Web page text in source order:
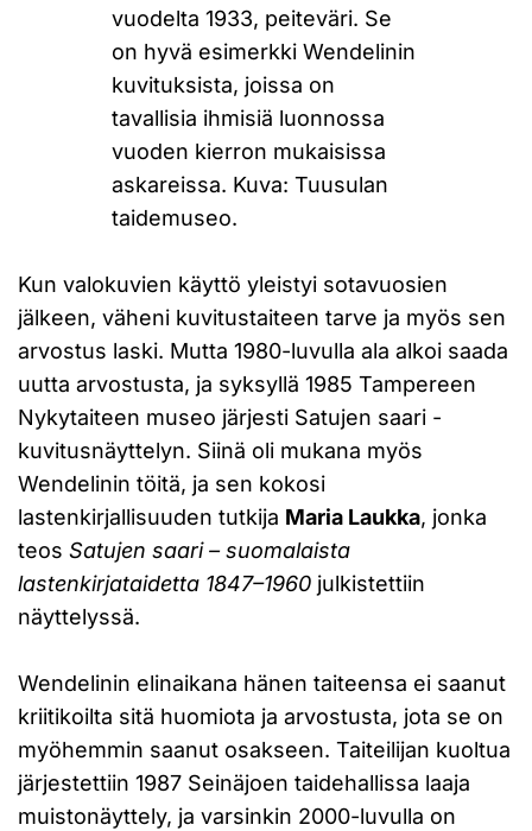
vuodelta 1933, peiteväri. Se
on hyvä esimerkki Wendelinin
kuvituksista, joissa on
tavallisia ihmisiä luonnossa
vuoden kierron mukaisissa
askareissa. Kuva: Tuusulan
taidemuseo.
Kun valokuvien käyttö yleistyi sotavuosien
jälkeen, väheni kuvitustaiteen tarve ja myös sen
arvostus laski. Mutta 1980-luvulla ala alkoi saada
uutta arvostusta, ja syksyllä 1985 Tampereen
Nykytaiteen museo järjesti Satujen saari -
kuvitusnäyttelyn. Siinä oli mukana myös
Wendelinin töitä, ja sen kokosi
lastenkirjallisuuden tutkija Maria Laukka, jonka
teos Satujen saari – suomalaista
lastenkirjataidetta 1847–1960 julkistettiin
näyttelyssä.
Wendelinin elinaikana hänen taiteensa ei saanut
kriitikoilta sitä huomiota ja arvostusta, jota se on
myöhemmin saanut osakseen. Taiteilijan kuoltua
järjestettiin 1987 Seinäjoen taidehallissa laaja
muistonäyttely, ja varsinkin 2000-luvulla on